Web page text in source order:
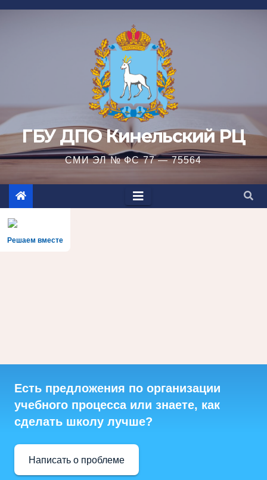
Перейти
ГБУ ДПО Кинельский РЦ
СМИ ЭЛ № ФС 77 — 75564
Решаем вместе
Есть предложения по организации
учебного процесса или знаете, как
сделать школу лучше?
Написать о проблеме